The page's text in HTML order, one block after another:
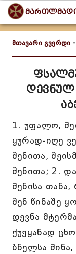
მთავარი გვერდი -
დევნულ
1. უფალო,
ყურად-იღე
შენითა,
შენითა; 2.
შენისა
შენ წინაშე
დევნა
ქუეყანად
ბნელსა